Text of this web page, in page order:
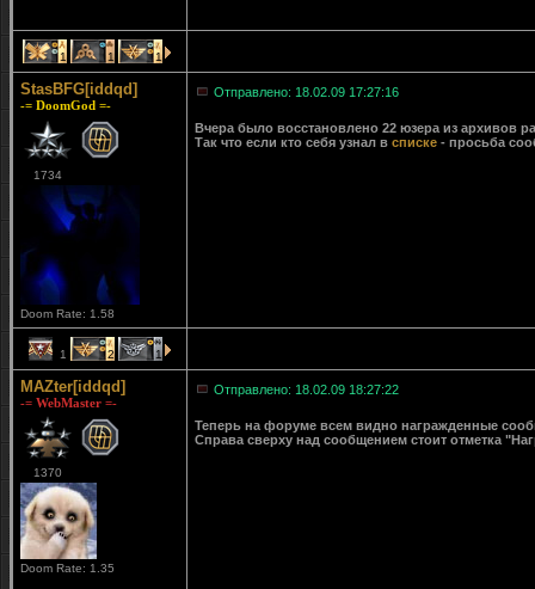
1 1 1
StasBFG[iddqd]
-= DoomGod =-
1734
Doom Rate: 1.58
Отправлено: 18.02.09 17:27:16
Вчера было восстановлено 22 юзера из архивов
Так что если кто себя узнал в списке - просьба
1 2 1
MAZter[iddqd]
-= WebMaster =-
1370
Doom Rate: 1.35
Отправлено: 18.02.09 18:27:22
Теперь на форуме всем видно награжденные
Справа сверху над сообщением стоит отметка